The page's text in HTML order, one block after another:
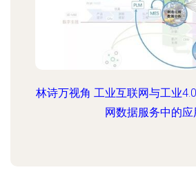
林诗万视角 工业互联网与工业
网数据服务中的应